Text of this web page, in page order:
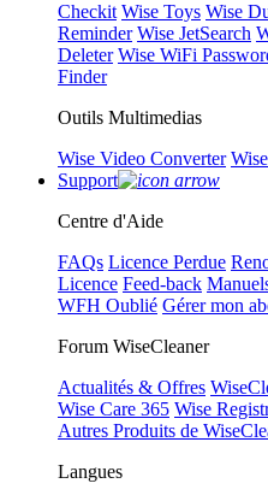
Checkit Wise Toys Wise
Reminder Wise JetSearch
Deleter Wise WiFi
Finder
Outils Multimedias
Wise Video Converter
Support
Centre d'Aide
FAQs Licence Perdue
Licence Feed-back
WFH Oublié Gérer mon
Forum WiseCleaner
Actualités & Offres
Wise Care 365 Wise
Autres Produits de
Langues